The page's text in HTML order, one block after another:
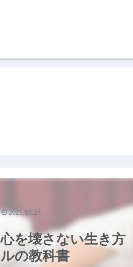
心を壊さない生き
ルの教科書
2021.03.27